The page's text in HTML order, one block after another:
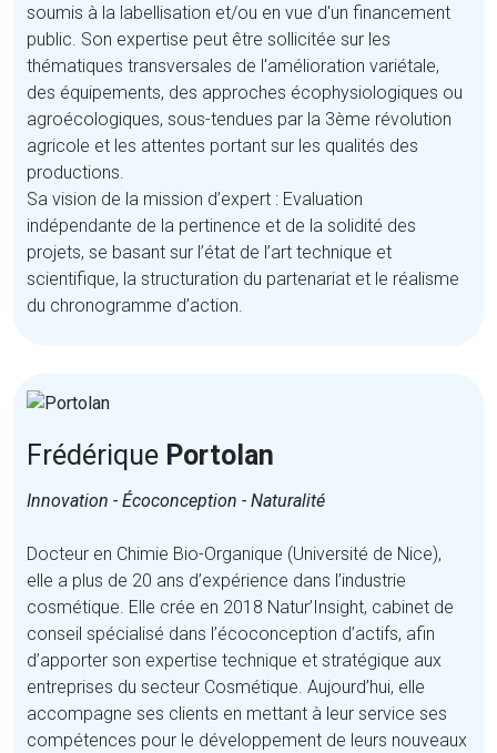
soumis à la labellisation et/ou en vue d'un financement
public. Son expertise peut être sollicitée sur les
thématiques transversales de l'amélioration variétale,
des équipements, des approches écophysiologiques ou
agroécologiques, sous-tendues par la 3ème révolution
agricole et les attentes portant sur les qualités des
productions.
Sa vision de la mission d’expert : Evaluation
indépendante de la pertinence et de la solidité des
projets, se basant sur l’état de l’art technique et
scientifique, la structuration du partenariat et le réalisme
du chronogramme d’action.
Frédérique Portolan
Innovation - Écoconception - Naturalité
Docteur en Chimie Bio-Organique (Université de Nice),
elle a plus de 20 ans d’expérience dans l’industrie
cosmétique. Elle crée en 2018 Natur’Insight, cabinet de
conseil spécialisé dans l’écoconception d’actifs, afin
d’apporter son expertise technique et stratégique aux
entreprises du secteur Cosmétique. Aujourd’hui, elle
accompagne ses clients en mettant à leur service ses
compétences pour le développement de leurs nouveaux